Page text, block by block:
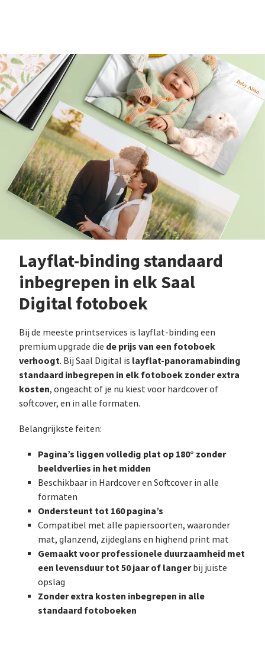
Layflat-binding standaard
inbegrepen in elk Saal
Digital fotoboek
Bij de meeste printservices is layflat-binding een
premium upgrade die de prijs van een fotoboek
verhoogt. Bij Saal Digital is layflat-panoramabinding
standaard inbegrepen in elk fotoboek zonder extra
kosten, ongeacht of je nu kiest voor hardcover of
softcover, en in alle formaten.
Belangrijkste feiten:
Pagina’s liggen volledig plat op 180° zonder
beeldverlies in het midden
Beschikbaar in Hardcover en Softcover in alle
formaten
Ondersteunt tot 160 pagina’s
Compatibel met alle papiersoorten, waaronder
mat, glanzend, zijdeglans en highend print mat
Gemaakt voor professionele duurzaamheid met
een levensduur tot 50 jaar of langerbij juiste
opslag
Zonder extra kosten inbegrepen in alle
standaard fotoboeken